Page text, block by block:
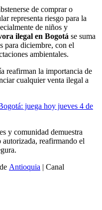
de comprar o
representa riesgo para la
de niños y
ilegal en Bogotá se suma
para diciembre, con el
ambientales.
reafirman la importancia de
cualquier venta ilegal a
juega hoy jueves 4 de
y comunidad demuestra
reafirmando el
Antioquia | Canal